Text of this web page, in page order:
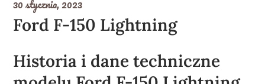
30 stycznia, 2023
Ford F-150 Lightning
Historia i dane techniczne